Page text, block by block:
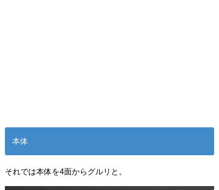
本体
それでは本体を4面からグルリと。